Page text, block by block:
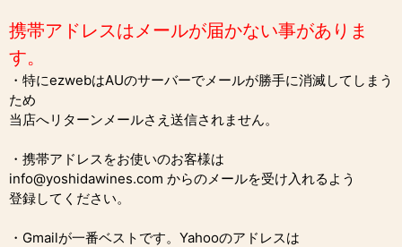
携帯アドレスはメールが届かない事がありま
す。
・特にezwebはAUのサーバーでメールが勝手に消滅してしまう
ため
当店へリターンメールさえ送信されません。
・携帯アドレスをお使いのお客様は
info@yoshidawines.com からのメールを受け入れるよう
登録してください。
・Gmailが一番ベストです。Yahooのアドレスは